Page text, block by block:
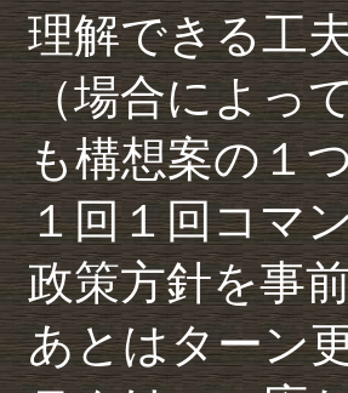
理解できる工
（場合によっ
も構想案の１
１回１回コマ
政策方針を事
あとはターン